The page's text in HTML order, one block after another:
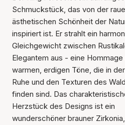
Schmuckstück, das von der
ästhetischen Schönheit der
inspiriert ist. Er strahlt ein
Gleichgewicht zwischen
Elegantem aus - eine Hommage
warmen, erdigen Töne, die in
Ruhe und den Texturen des
finden sind. Das
Herzstück des Designs ist ein
wunderschöner brauner